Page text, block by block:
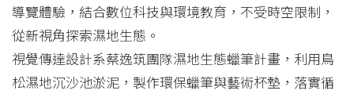
導覽體驗，結合數位科技與環境教育，不受時空限制，
從新視角探索濕地生態。
視覺傳達設計系蔡逸筑團隊濕地生態蠟筆計畫，利用鳥
松濕地沉沙池淤泥，製作環保蠟筆與藝術杯墊，落實循